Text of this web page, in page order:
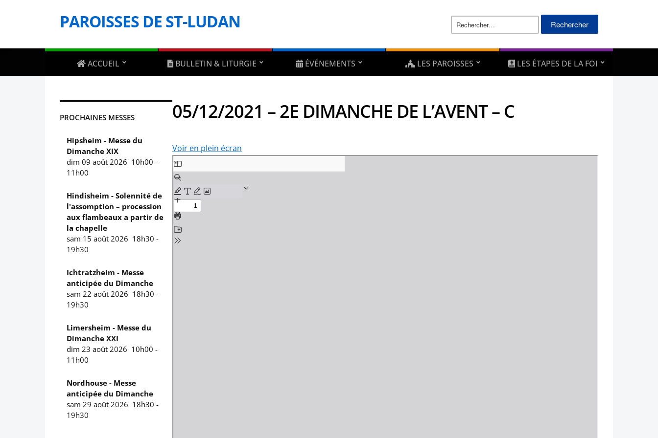
PAROISSES DE ST-LUDAN Rechercher :
ACCUEIL BULLETIN & LITURGIE ÉVÉNEMENTS LES PAROISSES LES ÉTAPES DE LA FOI
PROCHAINES MESSES
Hipsheim - Messe du
Dimanche XIX
dim 09 août 2026 10h00 -
11h00
Hindisheim - Solennité de
l'assomption – procession
aux flambeaux a partir de
la chapelle
sam 15 août 2026 18h30 -
19h30
Ichtratzheim - Messe
anticipée du Dimanche
sam 22 août 2026 18h30 -
19h30
Limersheim - Messe du
Dimanche XXI
dim 23 août 2026 10h00 -
11h00
Nordhouse - Messe
anticipée du Dimanche
sam 29 août 2026 18h30 -
19h30
05/12/2021 – 2E DIMANCHE DE L’AVENT – C
Voir en plein écran
Aller
au
contenu
PDF